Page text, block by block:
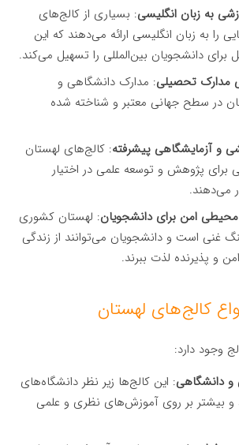
به زبان انگلیسی: بسیاری از کالج‌های
را به زبان انگلیسی ارائه می‌دهند که این
دانشجویان بین‌المللی را تسهیل می‌کند.
مدارک تحصیلی: مدارک دانشگاهی و
در سطح جهانی معتبر و شناخته شده
و آزمایشگاهی پیشرفته: کالج‌های لهستان
برای پژوهش و توسعه علمی در اختیار
می‌دهند.
امن برای دانشجویان: لهستان کشوری
غنی است و دانشجویان می‌توانند از زندگی
و پذیرنده لذت ببرند.
وجود دارد:
و دانشگاهی: این کالج‌ها زیر نظر دانشگاه‌های
و بیشتر بر روی آموزش‌های نظری و علمی